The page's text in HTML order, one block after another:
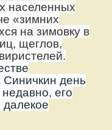
населенных
«зимних
на зимовку в
щеглов,
Синичкин день
его
далекое